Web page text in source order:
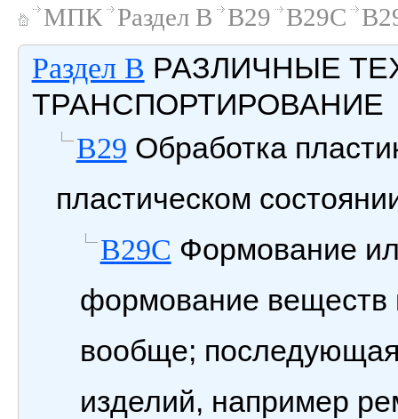
МПК Раздел B B29 B29C
Раздел B РАЗЛИЧНЫЕ
ТРАНСПОРТИРОВАНИЕ
B29 Обработка
пластическом
B29C Формование
формование веществ
вообще;
изделий, например